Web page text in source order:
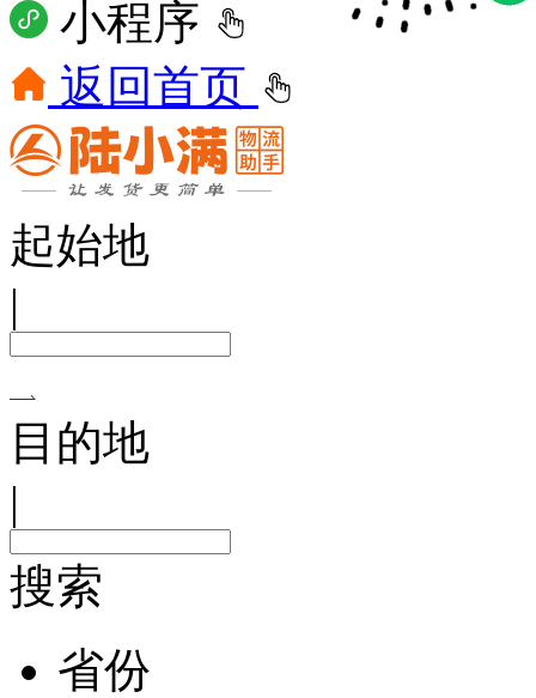
小程序
返回首页
起始地
|
目的地
|
搜索
省份